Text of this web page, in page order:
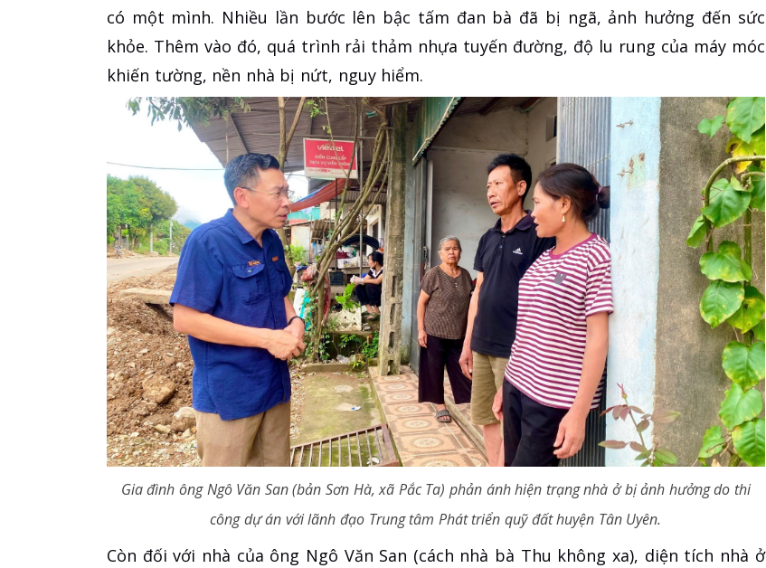
có một mình. Nhiều lần bước lên bậc tấm đan bà đã bị ngã, ảnh hưởng đến sức
khỏe. Thêm vào đó, quá trình rải thảm nhựa tuyến đường, độ lu rung của máy móc
khiến tường, nền nhà bị nứt, nguy hiểm.
Gia đình ông Ngô Văn San (bản Sơn Hà, xã Pắc Ta) phản ánh hiện trạng nhà ở bị ảnh hưởng do thi
công dự án với lãnh đạo Trung tâm Phát triển quỹ đất huyện Tân Uyên.
Còn đối với nhà của ông Ngô Văn San (cách nhà bà Thu không xa), diện tích nhà ở